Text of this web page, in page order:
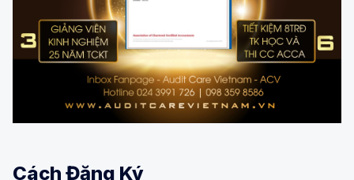
Cách Đăng Ký